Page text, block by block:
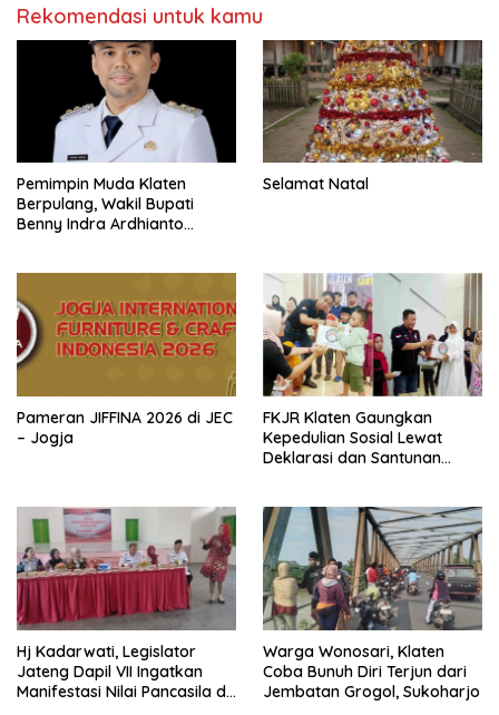
Rekomendasi untuk kamu
Pemimpin Muda Klaten
Berpulang, Wakil Bupati
Benny Indra Ardhianto
Selamat Natal
Pameran JIFFINA 2026 di JEC
– Jogja
FKJR Klaten Gaungkan
Kepedulian Sosial Lewat
Deklarasi dan Santunan
Hj Kadarwati, Legislator
Jateng Dapil VII Ingatkan
Manifestasi Nilai Pancasila di
Warga Wonosari, Klaten
Coba Bunuh Diri Terjun dari
Jembatan Grogol, Sukoharjo